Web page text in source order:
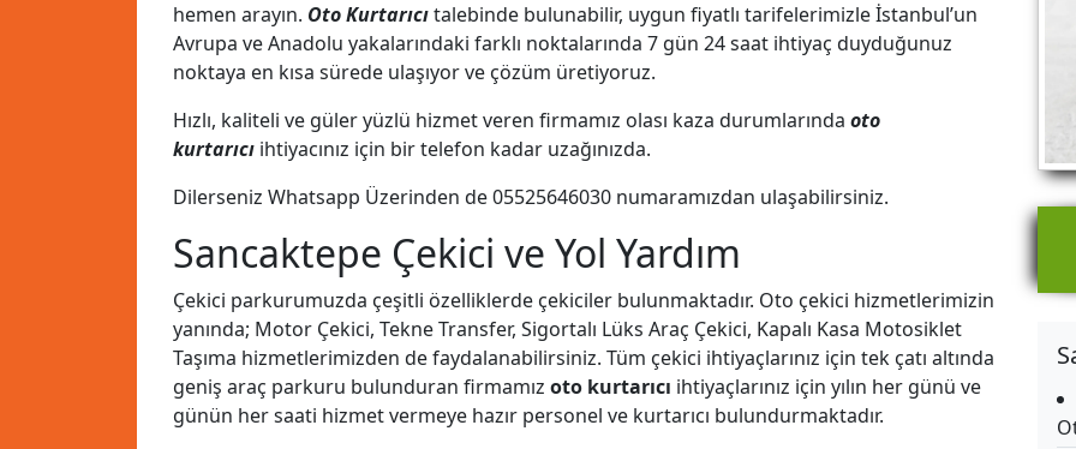
hemen arayın. Oto Kurtarıcıtalebinde bulunabilir, uygun fiyatlı tarifelerimizle İstanbul’un
Avrupa ve Anadolu yakalarındaki farklı noktalarında 7 gün 24 saat ihtiyaç duyduğunuz
noktaya en kısa sürede ulaşıyor ve çözüm üretiyoruz.
Hızlı, kaliteli ve güler yüzlü hizmet veren firmamız olası kaza durumlarında oto
kurtarıcı ihtiyacınız için bir telefon kadar uzağınızda.
Dilerseniz Whatsapp Üzerinden de05525646030 numaramızdan ulaşabilirsiniz.
Sancaktepe Çekici ve Yol Yardım
Çekici parkurumuzda çeşitli özelliklerde çekiciler bulunmaktadır. Oto çekici hizmetlerimizin
yanında; Motor Çekici, Tekne Transfer, Sigortalı Lüks Araç Çekici, Kapalı Kasa Motosiklet
Taşıma hizmetlerimizden de faydalanabilirsiniz. Tüm çekici ihtiyaçlarınız için tek çatı altında
geniş araç parkuru bulunduran firmamız oto kurtarıcı ihtiyaçlarınız için yılın her günü ve
günün her saati hizmet vermeye hazır personel ve kurtarıcı bulundurmaktadır.